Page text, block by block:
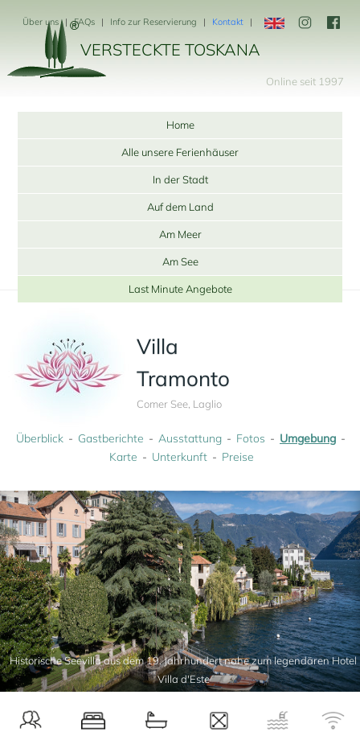
VERSTECKTE TOSKANA
Über uns FAQs Info zur Reservierung Kontakt
Online seit 1997
Home
Alle unsere Ferienhäuser
In der Stadt
Auf dem Land
Am Meer
Am See
Last Minute Angebote
Villa
Tramonto
Comer See, Laglio
Überblick Gastberichte Ausstattung Fotos
Umgebung
Karte
Unterkunft Preise
Historische Seevilla aus dem 19. Jahrhundert nahe zum legendären Hotel
Villa d'Este